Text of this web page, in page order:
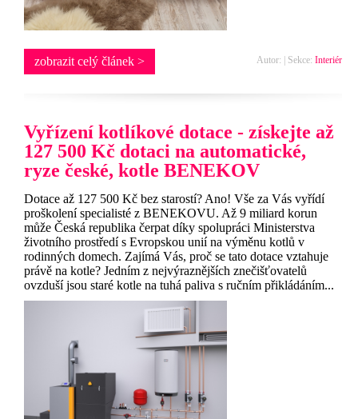
zobrazit celý článek > Autor: | Sekce: Interiér
Vyřízení kotlíkové dotace - získejte až
127 500 Kč dotaci na automatické,
ryze české, kotle BENEKOV
Dotace až 127 500 Kč bez starostí? Ano! Vše za Vás vyřídí
proškolení specialisté z BENEKOVU. Až 9 miliard korun
může Česká republika čerpat díky spolupráci Ministerstva
životního prostředí s Evropskou unií na výměnu kotlů v
rodinných domech. Zajímá Vás, proč se tato dotace vztahuje
právě na kotle? Jedním z nejvýraznějších znečišťovatelů
ovzduší jsou staré kotle na tuhá paliva s ručním přikládáním...